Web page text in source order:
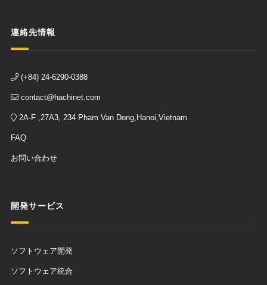
連絡先情報
(+84) 24-6290-0388
contact@hachinet.com
2A-F ,27A3, 234 Pham Van Dong,Hanoi,Vietnam
FAQ
お問い合わせ
開発サービス
ソフトウェア開発
ソフトウェア統合